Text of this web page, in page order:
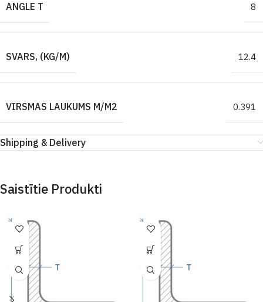
ANGLE T 8
SVARS, (KG/M) 12.4
VIRSMAS LAUKUMS M/M2 0.391
Shipping & Delivery
Saistītie Produkti